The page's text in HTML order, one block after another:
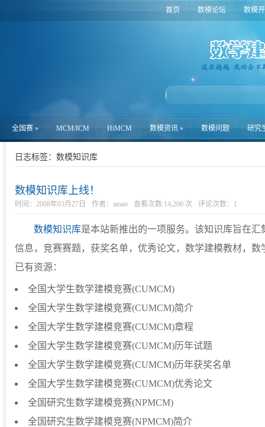
首页 数模论坛 数模
全国赛 » MCM/ICM HiMCM 数模资讯 » 数模问题 研究
日志标签：数模知识库
数模知识库上线！
时间：2008年03月27日 作者：amao 查看次数:14,206 次 评论次数： 1
数模知识库是本站新推出的一项服务。该知识库旨在
信息，竞赛赛题，获奖名单，优秀论文，数学建模教材，
已有资源：
全国大学生数学建模竞赛(CUMCM)
全国大学生数学建模竞赛(CUMCM)简介
全国大学生数学建模竞赛(CUMCM)章程
全国大学生数学建模竞赛(CUMCM)历年试题
全国大学生数学建模竞赛(CUMCM)历年获奖名单
全国大学生数学建模竞赛(CUMCM)优秀论文
全国研究生数学建模竞赛(NPMCM)
全国研究生数学建模竞赛(NPMCM)简介